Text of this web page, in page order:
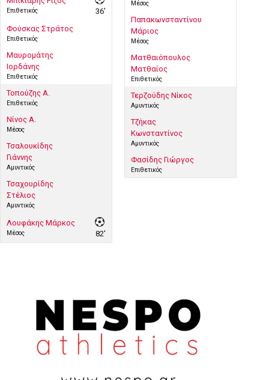
Επιθετικός
36'
Φούσκας Στράτος
Επιθετικός
Μαυρομάτης
Ιορδάνης
Επιθετικός
Τοπούζης Α.
Επιθετικός
Νίνος Α.
Μέσος
Τσαλουκίδης
Γιάννης
Αμυντικός
Τσαχουρίδης
Στέλιος
Αμυντικός
Λουφάκης Μάρκος
Μέσος 82'
Μέσος
Παπακωνσταντίνου
Μάριος
Μέσος
Ματθαιόπουλος
Ματθαίος
Επιθετικός
Τερζούδης Νίκος
Αμυντικός
Τζήκας
Κωνσταντίνος
Αμυντικός
Φασίδης Γιώργος
Επιθετικός